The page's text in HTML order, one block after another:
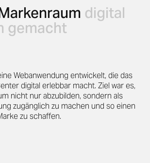
digital
gemacht
Webanwendung entwickelt, die das
digital erlebbar macht. Ziel war es,
nicht nur abzubilden, sondern als
zugänglich zu machen und so einen
zu schaffen.